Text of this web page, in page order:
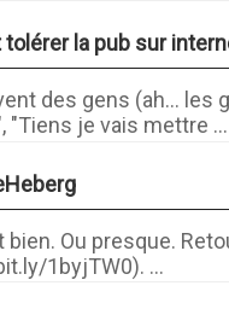
la pub sur
des gens (ah... les
"Tiens je vais mettre ...
bien. Ou presque.
1byjTW0). ...